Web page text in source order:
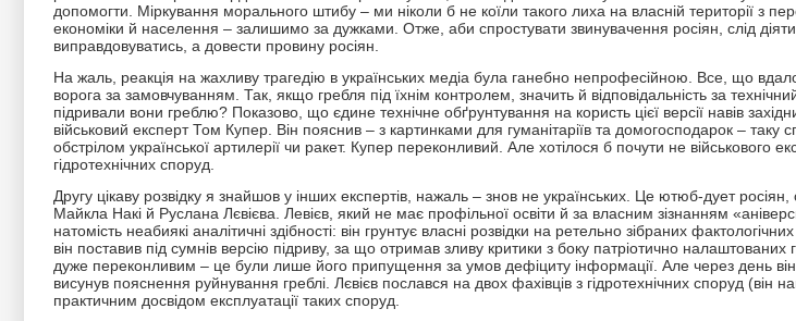
допомогти. Міркування морального штибу – ми ніколи б не коїли такого лиха на власній території з
економіки й населення – залишимо за дужками. Отже, аби спростувати звинувачення росіян, слід
виправдовуватись, а довести провину росіян.
На жаль, реакція на жахливу трагедію в українських медіа була ганебно непрофесійною. Все, що
ворога за замовчуванням. Так, якщо гребля під їхнім контролем, значить й відповідальність за
підривали вони греблю? Показово, що єдине технічне обґрунтування на користь цієї версії навів
військовий експерт Том Купер. Він пояснив – з картинками для гуманітаріїв та домогосподарок – таку
обстрілом української артилерії чи ракет. Купер переконливий. Але хотілося б почути не військового
гідротехнічних споруд.
Другу цікаву розвідку я знайшов у інших експертів, нажаль – знов не українських. Це ютюб-дует росіян,
Майкла Накі й Руслана Лєвієва. Левієв, який не має профільної освіти й за власним зізнанням
натомість неабиякі аналітичні здібності: він грунтує власні розвідки на ретельно зібраних
він поставив під сумнів версію підриву, за що отримав зливу критики з боку патріотично
дуже переконливим – це були лише його припущення за умов дефіциту інформації. Але через день
висунув пояснення руйнування греблі. Лєвієв послався на двох фахівців з гідротехнічних споруд (він
практичним досвідом експлуатації таких споруд.